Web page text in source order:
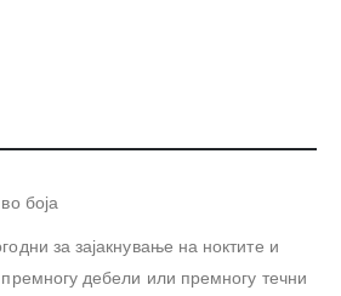
боја
за зајакнување на ноктите и
дебели или премногу течни